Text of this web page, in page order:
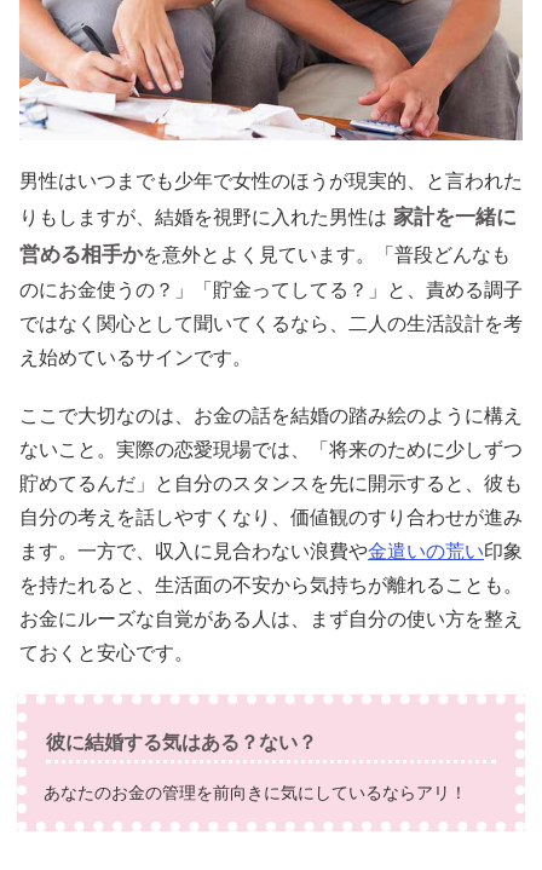
男性はいつまでも少年で女性のほうが現実的、と言われた
りもしますが、結婚を視野に入れた男性は 家計を一緒に
営める相手かを意外とよく見ています。「普段どんなも
のにお金使うの？」「貯金ってしてる？」と、責める調子
ではなく関心として聞いてくるなら、二人の生活設計を考
え始めているサインです。
ここで大切なのは、お金の話を結婚の踏み絵のように構え
ないこと。実際の恋愛現場では、「将来のために少しずつ
貯めてるんだ」と自分のスタンスを先に開示すると、彼も
自分の考えを話しやすくなり、価値観のすり合わせが進み
ます。一方で、収入に見合わない浪費や金遣いの荒い印象
を持たれると、生活面の不安から気持ちが離れることも。
お金にルーズな自覚がある人は、まず自分の使い方を整え
ておくと安心です。
彼に結婚する気はある？ない？
あなたのお金の管理を前向きに気にしているならアリ！